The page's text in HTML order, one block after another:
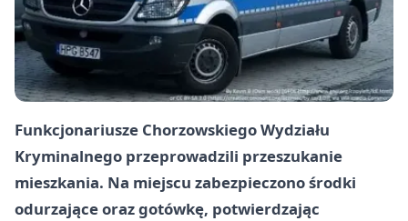
Funkcjonariusze Chorzowskiego Wydziału
Kryminalnego przeprowadzili przeszukanie
mieszkania. Na miejscu zabezpieczono środki
odurzające oraz gotówkę, potwierdzając